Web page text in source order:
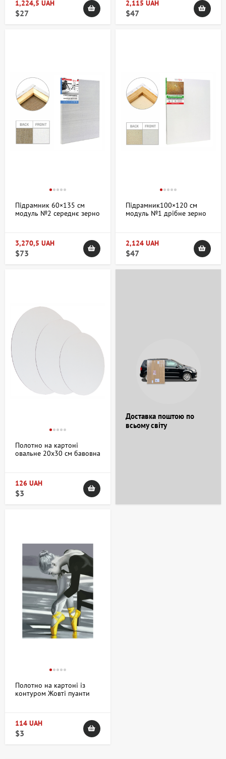
1,224,5 UAH
$27
2,115 UAH
$47
Підрамник 60×135 см
модуль №2 середнє зерно
3,270,5 UAH
$73
Підрамник100×120 см
модуль №1 дрібне зерно
2,124 UAH
$47
Полотно на картоні
овальне 20х30 см бавовна
126 UAH
$3
Доставка поштою по
всьому світу
Полотно на картоні із
контуром Жовті пуанти
114 UAH
$3